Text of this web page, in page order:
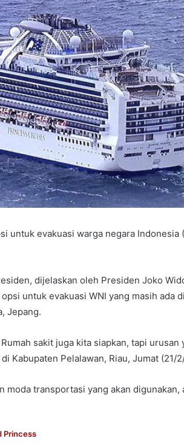
untuk evakuasi warga negara Indonesia
dijelaskan oleh Presiden Joko
untuk evakuasi WNI yang masih ada
Jepang.
sakit juga kita siapkan, tapi urusan
Kabupaten Pelalawan, Riau, Jumat (21/
transportasi yang akan digunakan,
Princess